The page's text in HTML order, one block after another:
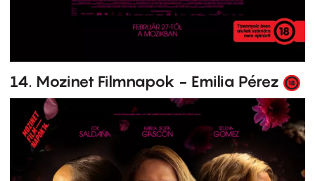
14. Mozinet Filmnapok - Emilia Pérez